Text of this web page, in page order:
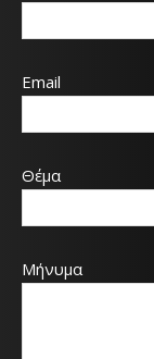
Email
Θέμα
Μήνυμα